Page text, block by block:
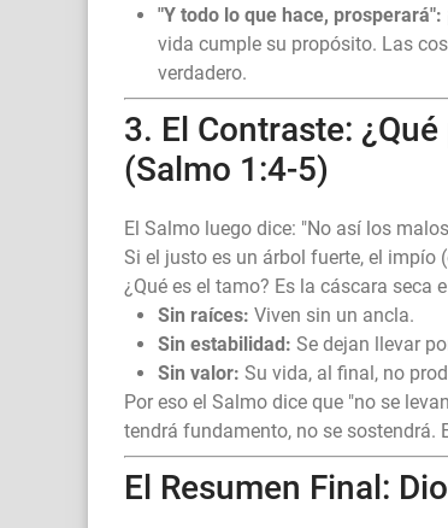
"Y todo lo que hace, prosperará":
vida cumple su propósito. Las
verdadero.
3. El Contraste:
(Salmo 1:4-5)
El Salmo luego dice: "No así los
Si el justo es un árbol fuerte, el impío
¿Qué es el tamo? Es la cáscara seca
Sin raíces: Viven sin un ancla.
Sin estabilidad: Se dejan llevar
Sin valor: Su vida, al final, no
Por eso el Salmo dice que "no se
tendrá fundamento, no se sostendrá.
El Resumen Final: